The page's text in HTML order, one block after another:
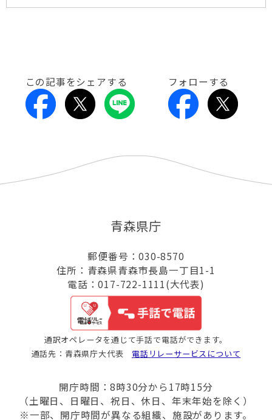
この記事をシェアする フォローする
青森県庁
郵便番号：030-8570
住所：青森県青森市長島一丁目1-1
電話：017-722-1111(大代表)
通訳オペレータを通じて手話で電話ができます。
通話先：青森県庁大代表 電話リレーサービスについて
開庁時間：8時30分から17時15分
（土曜日、日曜日、祝日、休日、年末年始を除く）
※一部、開庁時間が異なる組織、施設があります。